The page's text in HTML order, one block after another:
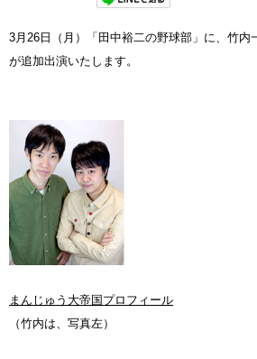
3月26日（月）「田中裕二の野球部」に、竹内
が追加出演いたします。
まんじゅう大帝国プロフィール
（竹内は、写真左）